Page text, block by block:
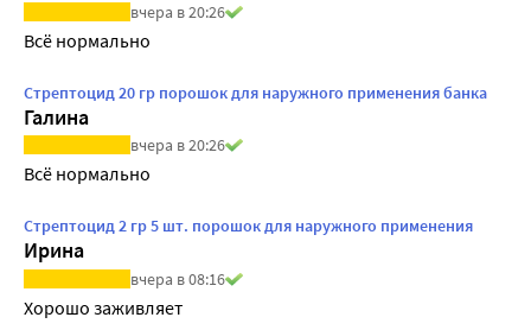
вчера в 20:26
Всё нормально
Стрептоцид 20 гр порошок для наружного применения банка
Галина
вчера в 20:26
Всё нормально
Стрептоцид 2 гр 5 шт. порошок для наружного применения
Ирина
вчера в 08:16
Хорошо заживляет